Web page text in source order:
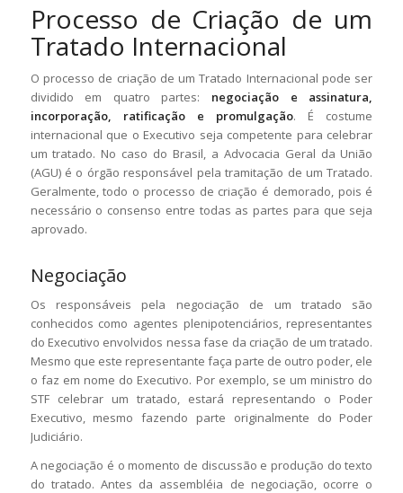
Processo de Criação de um
Tratado Internacional
O processo de criação de um Tratado Internacional pode ser
dividido em quatro partes: negociação e assinatura,
incorporação, ratificação e promulgação. É costume
internacional que o Executivo seja competente para celebrar
um tratado. No caso do Brasil, a Advocacia Geral da União
(AGU) é o órgão responsável pela tramitação de um Tratado.
Geralmente, todo o processo de criação é demorado, pois é
necessário o consenso entre todas as partes para que seja
aprovado.
Negociação
Os responsáveis pela negociação de um tratado são
conhecidos como agentes plenipotenciários, representantes
do Executivo envolvidos nessa fase da criação de um tratado.
Mesmo que este representante faça parte de outro poder, ele
o faz em nome do Executivo. Por exemplo, se um ministro do
STF celebrar um tratado, estará representando o Poder
Executivo, mesmo fazendo parte originalmente do Poder
Judiciário.
A negociação é o momento de discussão e produção do texto
do tratado. Antes da assembléia de negociação, ocorre o